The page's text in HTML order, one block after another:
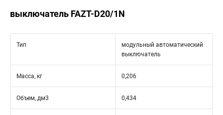
выключатель FAZT-D20/1N
Тип
модульный автоматический
выключатель
Масса, кг 0,206
Объем, дм3 0,434